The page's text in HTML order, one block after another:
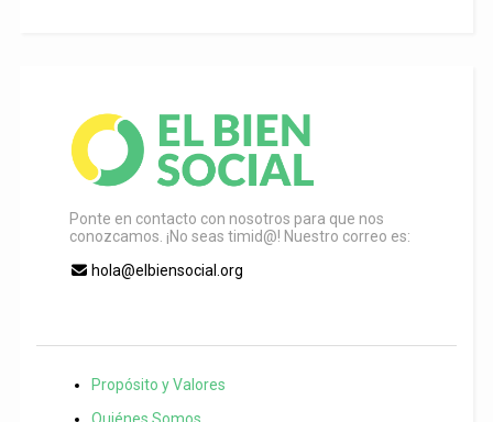
Ponte en contacto con nosotros para que nos
conozcamos. ¡No seas timid@! Nuestro correo es:
hola@elbiensocial.org
Propósito y Valores